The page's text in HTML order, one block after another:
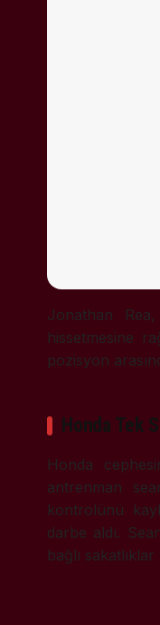
Jonathan Rea
hissetmesine
pozisyon
Honda Tek
Honda
antrenman
kontrolünü
darbe aldı.
bağlı